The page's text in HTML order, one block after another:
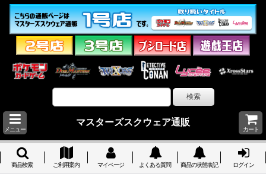
メニュー
マスターズスクウェア通販
カート
商品検索 ご利用案内 マイページ よくある質問 商品の状態表記 ログイン